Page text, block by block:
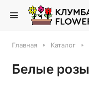
Главная Каталог
Белые розы